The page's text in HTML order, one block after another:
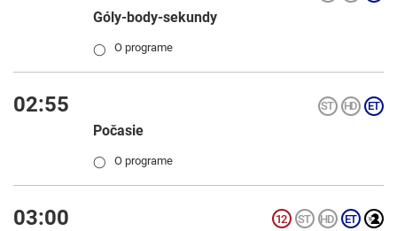
Góly-body-sekundy
◯ O programe
02:55
Počasie
◯ O programe
03:00